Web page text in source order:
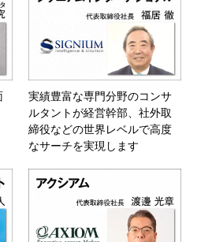
実績豊富な専門分野のコンサ
ルタントが経営幹部、社外取
締役などの世界レベルで高度
なサーチを実現します